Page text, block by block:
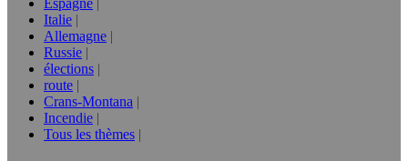
Espagne
Italie
Allemagne
Russie
élections
route
Crans-Montana
Incendie
Tous les thèmes